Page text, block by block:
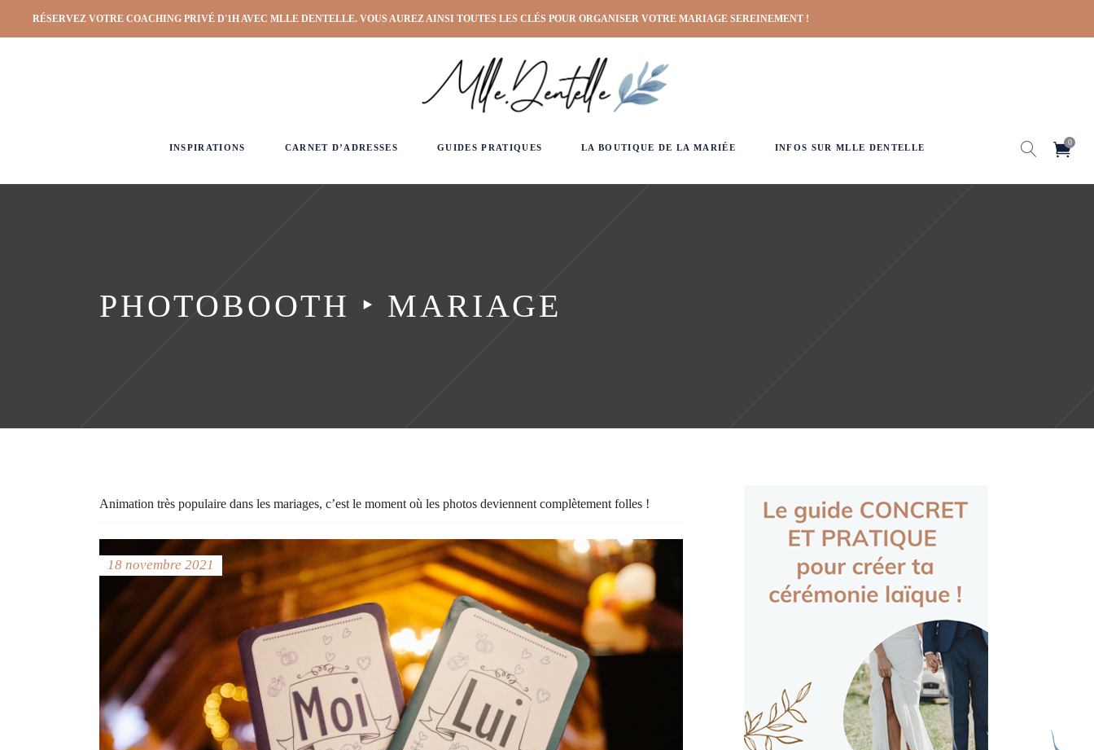
RÉSERVEZ VOTRE COACHING PRIVÉ D'1H AVEC MLLE DENTELLE. VOUS AUREZ AINSI TOUTES LES CLÉS POUR ORGANISER VOTRE MARIAGE SEREINEMENT !
INSPIRATIONS CARNET D’ADRESSES GUIDES PRATIQUES LA BOUTIQUE DE LA MARIÉE INFOS SUR MLLE DENTELLE
0
PHOTOBOOTH ‣ MARIAGE
Animation très populaire dans les mariages, c’est le moment où les photos deviennent complètement folles !
18 novembre 2021